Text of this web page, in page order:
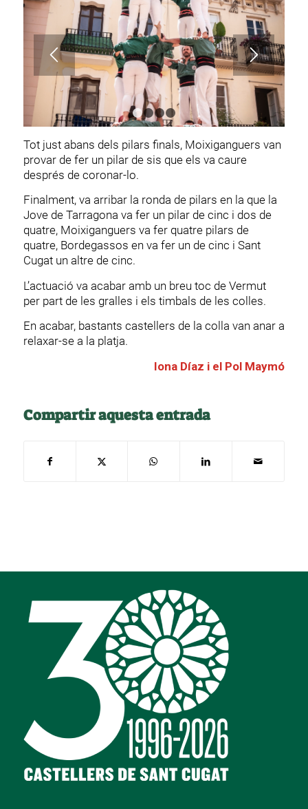
1 2 3 4
Tot just abans dels pilars finals, Moixiganguers van
provar de fer un pilar de sis que els va caure
després de coronar-lo.
Finalment, va arribar la ronda de pilars en la que la
Jove de Tarragona va fer un pilar de cinc i dos de
quatre, Moixiganguers va fer quatre pilars de
quatre, Bordegassos en va fer un de cinc i Sant
Cugat un altre de cinc.
L’actuació va acabar amb un breu toc de Vermut
per part de les gralles i els timbals de les colles.
En acabar, bastants castellers de la colla van anar a
relaxar-se a la platja.
Iona Díaz i el Pol Maymó
Compartir aquesta entrada